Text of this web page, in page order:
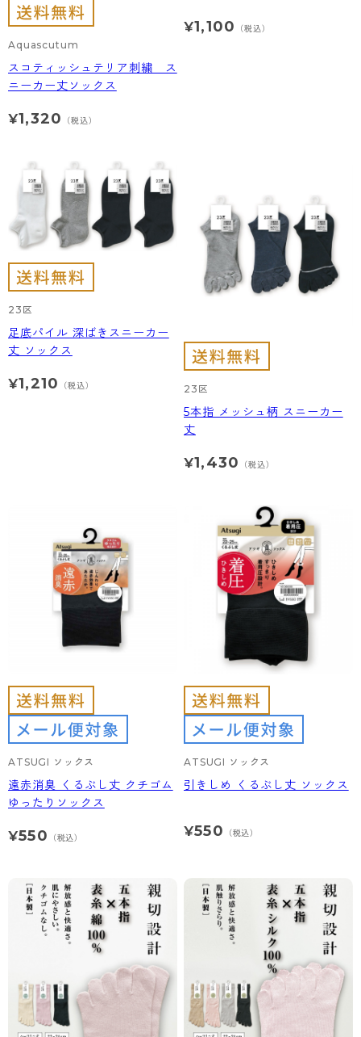
Aquascutum
スコティッシュテリア刺繍 ス
ニーカー丈ソックス
¥1,320 （税込）
¥1,100 （税込）
23区
足底パイル 深ばきスニーカー
丈 ソックス
¥1,210 （税込） 23区
5本指 メッシュ柄 スニーカー
丈
¥1,430 （税込）
ATSUGI ソックス
遠赤消臭 くるぶし丈 クチゴム
ゆったりソックス
¥550 （税込）
ATSUGI ソックス
引きしめ くるぶし丈 ソックス
¥550 （税込）